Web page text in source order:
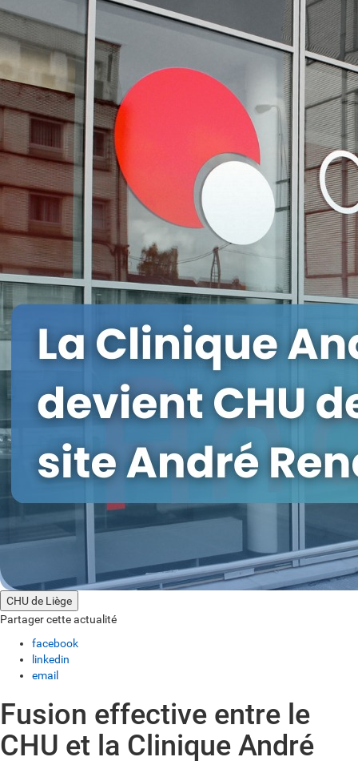
CHU de Liège
Partager cette actualité
facebook
linkedin
email
Fusion effective entre le
CHU et la Clinique André